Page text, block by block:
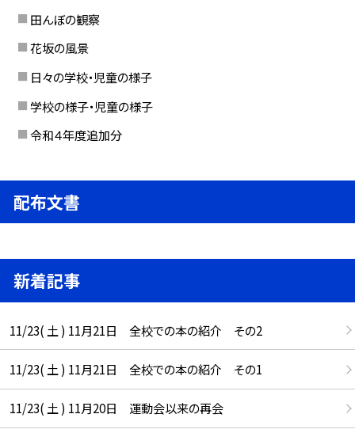
田んぼの観察
花坂の風景
日々の学校・児童の様子
学校の様子・児童の様子
令和４年度追加分
配布文書
新着記事
11/23( 土 ) 11月21日 全校での本の紹介 その2
11/23( 土 ) 11月21日 全校での本の紹介 その1
11/23( 土 ) 11月20日 運動会以来の再会